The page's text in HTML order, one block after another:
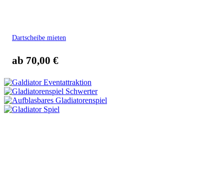
Dartscheibe mieten
ab 70,00 €